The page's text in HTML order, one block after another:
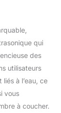
et
l'air. Le
qui
des
utilisateurs
à l’eau, ce
vous
à coucher.